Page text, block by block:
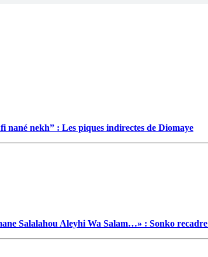
nané nekh” : Les piques indirectes de Diomaye
Salalahou Aleyhi Wa Salam…» : Sonko